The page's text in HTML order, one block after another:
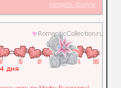
создать форум